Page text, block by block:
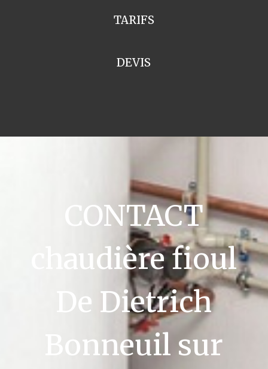
TARIFS
DEVIS
CONTACT
chaudière fioul
De Dietrich
Bonneuil sur